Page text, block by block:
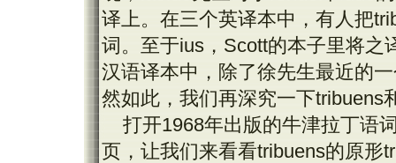
译上。在三个英译本中，有人把
词。至于ius ， Scott的本子里将之
汉语译本中，除了徐先生最近的
然如此，我们再深究一下tribuens
打开1968年出版的牛津拉丁语
页，让我们来看看tribuens的原形